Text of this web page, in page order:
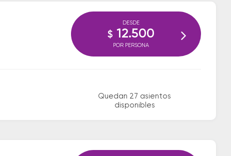
Quedan 27 asientos
disponibles
DESDE
$ 12.500
POR PERSONA